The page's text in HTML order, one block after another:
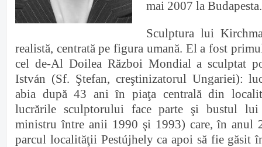
mai 2007 la Budapesta.
Sculptura lui
realistă, centrată pe figura umană. El a fost
cel de-Al Doilea Război Mondial a sculptat
István (Sf. Ştefan, creştinizatorul Ungariei):
abia după 43 ani în piaţa centrală din
lucrările sculptorului face parte şi bustul
ministru între anii 1990 şi 1993) care, în anul
parcul localităţii Pestújhely ca apoi să fie găsit